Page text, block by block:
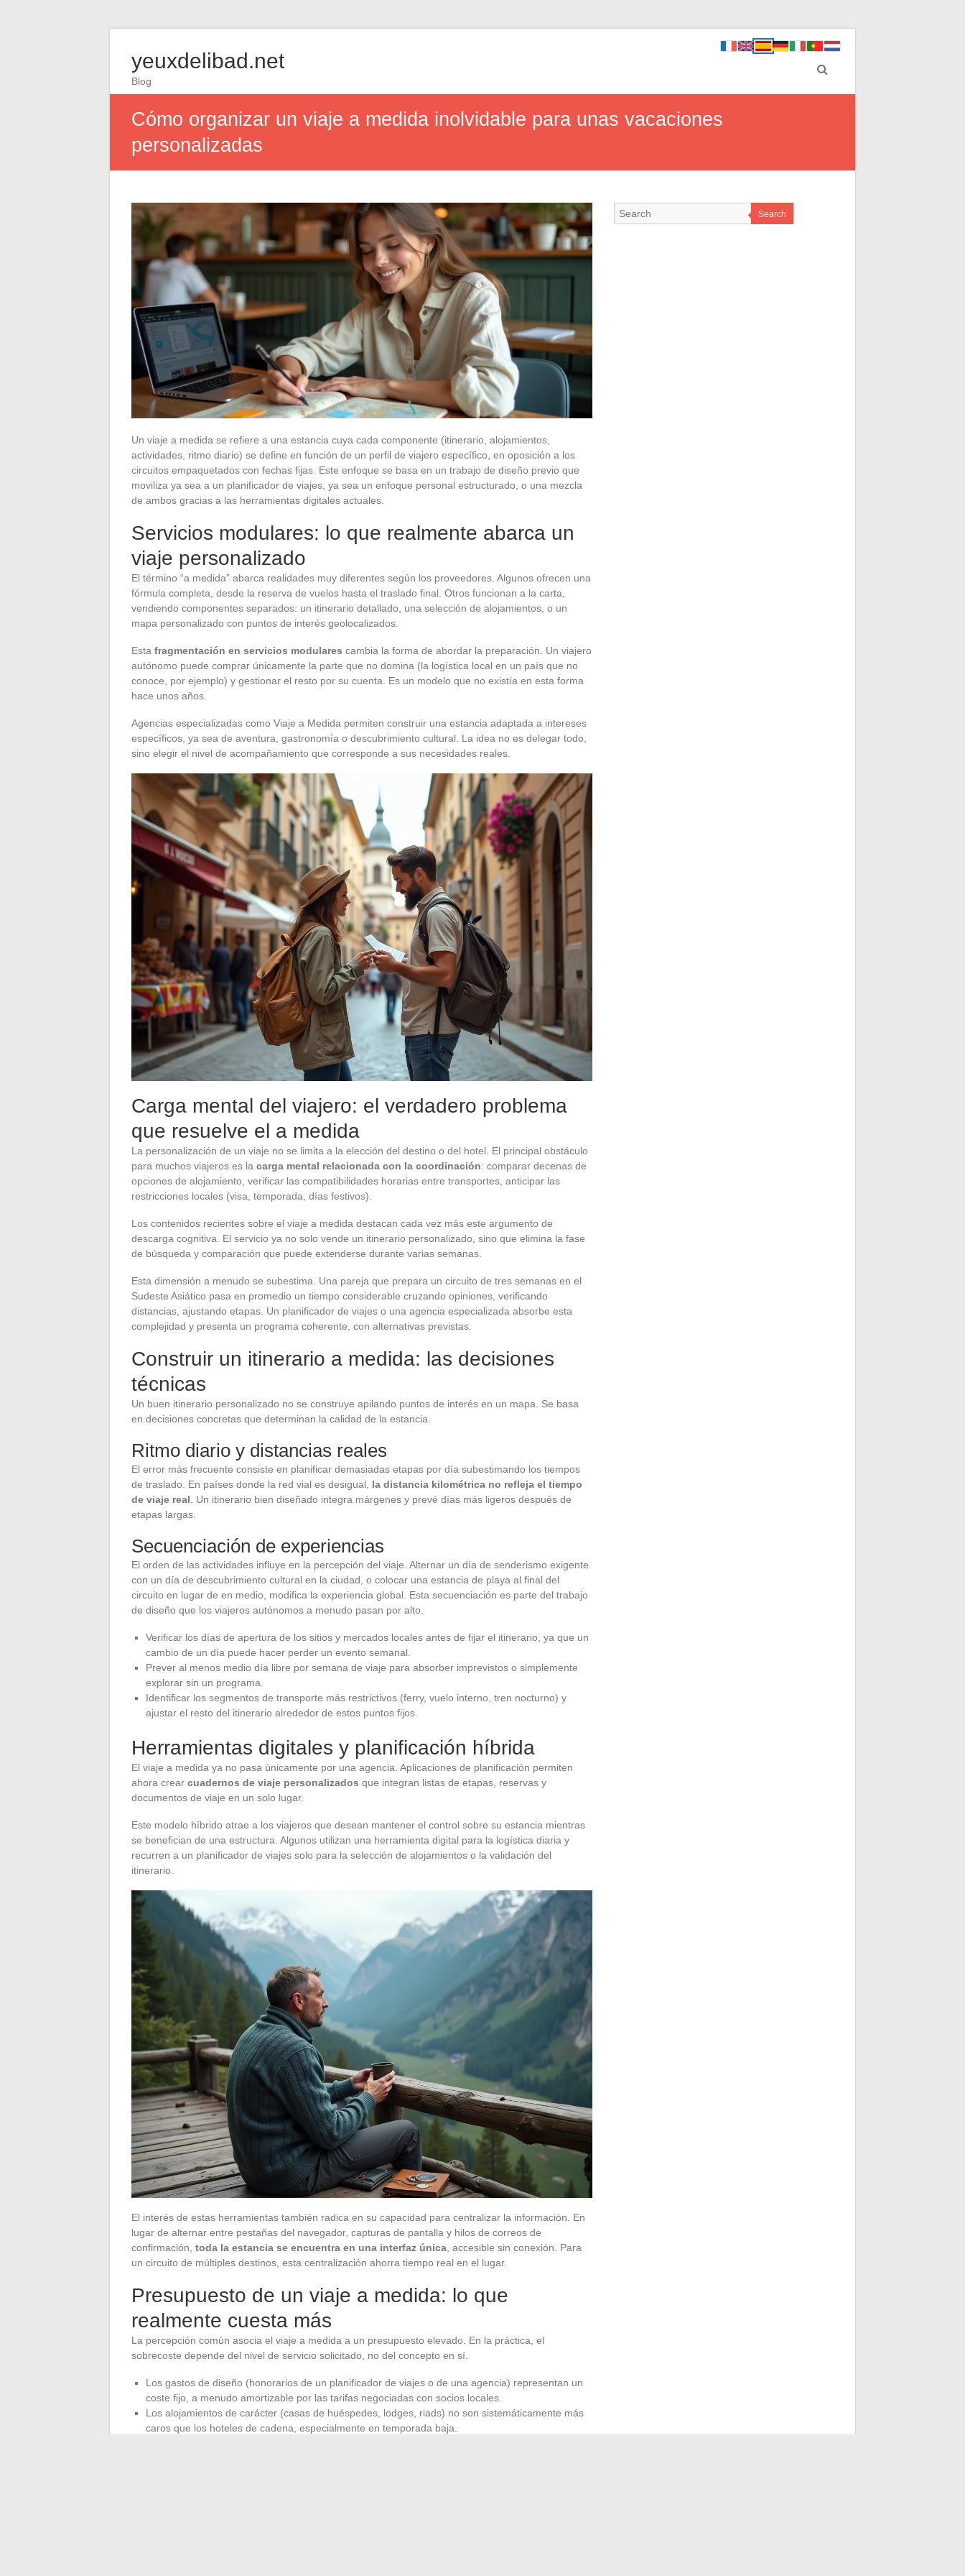
yeuxdelibad.net
Blog
Cómo organizar un viaje a medida inolvidable para unas vacaciones
personalizadas
Un viaje a medida se refiere a una estancia cuya cada componente (itinerario, alojamientos,
actividades, ritmo diario) se define en función de un perfil de viajero específico, en oposición a los
circuitos empaquetados con fechas fijas. Este enfoque se basa en un trabajo de diseño previo que
moviliza ya sea a un planificador de viajes, ya sea un enfoque personal estructurado, o una mezcla
de ambos gracias a las herramientas digitales actuales.
Servicios modulares: lo que realmente abarca un
viaje personalizado
El término “a medida” abarca realidades muy diferentes según los proveedores. Algunos ofrecen una
fórmula completa, desde la reserva de vuelos hasta el traslado final. Otros funcionan a la carta,
vendiendo componentes separados: un itinerario detallado, una selección de alojamientos, o un
mapa personalizado con puntos de interés geolocalizados.
Esta fragmentación en servicios modulares cambia la forma de abordar la preparación. Un viajero
autónomo puede comprar únicamente la parte que no domina (la logística local en un país que no
conoce, por ejemplo) y gestionar el resto por su cuenta. Es un modelo que no existía en esta forma
hace unos años.
Agencias especializadas como Viaje a Medida permiten construir una estancia adaptada a intereses
específicos, ya sea de aventura, gastronomía o descubrimiento cultural. La idea no es delegar todo,
sino elegir el nivel de acompañamiento que corresponde a sus necesidades reales.
Carga mental del viajero: el verdadero problema
que resuelve el a medida
La personalización de un viaje no se limita a la elección del destino o del hotel. El principal obstáculo
para muchos viajeros es la carga mental relacionada con la coordinación: comparar decenas de
opciones de alojamiento, verificar las compatibilidades horarias entre transportes, anticipar las
restricciones locales (visa, temporada, días festivos).
Los contenidos recientes sobre el viaje a medida destacan cada vez más este argumento de
descarga cognitiva. El servicio ya no solo vende un itinerario personalizado, sino que elimina la fase
de búsqueda y comparación que puede extenderse durante varias semanas.
Esta dimensión a menudo se subestima. Una pareja que prepara un circuito de tres semanas en el
Sudeste Asiático pasa en promedio un tiempo considerable cruzando opiniones, verificando
distancias, ajustando etapas. Un planificador de viajes o una agencia especializada absorbe esta
complejidad y presenta un programa coherente, con alternativas previstas.
Construir un itinerario a medida: las decisiones
técnicas
Un buen itinerario personalizado no se construye apilando puntos de interés en un mapa. Se basa
en decisiones concretas que determinan la calidad de la estancia.
Ritmo diario y distancias reales
El error más frecuente consiste en planificar demasiadas etapas por día subestimando los tiempos
de traslado. En países donde la red vial es desigual, la distancia kilométrica no refleja el tiempo
de viaje real . Un itinerario bien diseñado integra márgenes y prevé días más ligeros después de
etapas largas.
Secuenciación de experiencias
El orden de las actividades influye en la percepción del viaje. Alternar un día de senderismo exigente
con un día de descubrimiento cultural en la ciudad, o colocar una estancia de playa al final del
circuito en lugar de en medio, modifica la experiencia global. Esta secuenciación es parte del trabajo
de diseño que los viajeros autónomos a menudo pasan por alto.
Verificar los días de apertura de los sitios y mercados locales antes de fijar el itinerario, ya que un
cambio de un día puede hacer perder un evento semanal.
Prever al menos medio día libre por semana de viaje para absorber imprevistos o simplemente
explorar sin un programa.
Identificar los segmentos de transporte más restrictivos (ferry, vuelo interno, tren nocturno) y
ajustar el resto del itinerario alrededor de estos puntos fijos.
Herramientas digitales y planificación híbrida
El viaje a medida ya no pasa únicamente por una agencia. Aplicaciones de planificación permiten
ahora crear cuadernos de viaje personalizados que integran listas de etapas, reservas y
documentos de viaje en un solo lugar.
Este modelo híbrido atrae a los viajeros que desean mantener el control sobre su estancia mientras
se benefician de una estructura. Algunos utilizan una herramienta digital para la logística diaria y
recurren a un planificador de viajes solo para la selección de alojamientos o la validación del
itinerario.
El interés de estas herramientas también radica en su capacidad para centralizar la información. En
lugar de alternar entre pestañas del navegador, capturas de pantalla y hilos de correos de
confirmación, toda la estancia se encuentra en una interfaz única , accesible sin conexión. Para
un circuito de múltiples destinos, esta centralización ahorra tiempo real en el lugar.
Presupuesto de un viaje a medida: lo que
realmente cuesta más
La percepción común asocia el viaje a medida a un presupuesto elevado. En la práctica, el
sobrecoste depende del nivel de servicio solicitado, no del concepto en sí.
Los gastos de diseño (honorarios de un planificador de viajes o de una agencia) representan un
coste fijo, a menudo amortizable por las tarifas negociadas con socios locales.
Los alojamientos de carácter (casas de huéspedes, lodges, riads) no son sistemáticamente más
caros que los hoteles de cadena, especialmente en temporada baja.
Search